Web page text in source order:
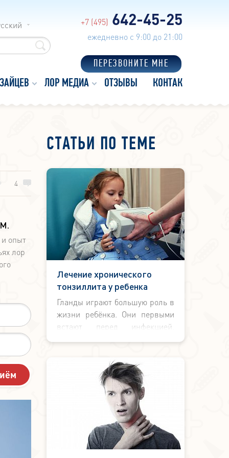
+7 (495) 642-45-25
ежедневно с 9:00 до 21:00
ПЕРЕЗВОНИТЕ МНЕ
ЛОР МЕДИА ОТЗЫВЫ КОНТАКТЫ
4
опыт
лор
СТАТЬИ ПО ТЕМЕ
Лечение хронического
тонзиллита у ребенка
Гланды играют большую роль в
жизни ребёнка. Они первыми
встают перед инфекцией,
препятствуют её дальнейшему
попаданию в дыхательные
пути. Но когда миндалина сама
становится источником
инфекции при хроническом
тонзиллите, её защитные
функции ослабевают. Что же
делать родителям, если